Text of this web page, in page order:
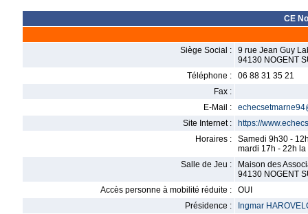
CE
Siège Social :
9 rue Jean Guy
94130 NOGENT
Téléphone :
06 88 31 35 21
Fax :
E-Mail :
Site Internet :
https://
Horaires :
Samedi 9h30 -
mardi 17h - 22h
Salle de Jeu :
Maison des
94130 NOGENT
Accès personne à mobilité réduite :
OUI
Présidence :
Ingmar